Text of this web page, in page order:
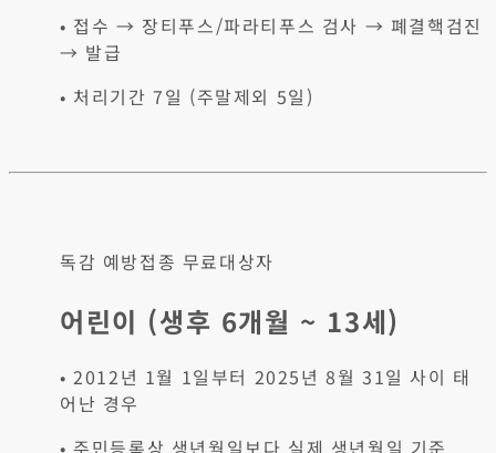
• 접수 → 장티푸스/파라티푸스 검사 → 폐결핵검진
→ 발급
• 처리기간 7일 (주말제외 5일)
독감 예방접종 무료대상자
어린이 (생후 6개월 ~ 13세)
• 2012년 1월 1일부터 2025년 8월 31일 사이 태
어난 경우
• 주민등록상 생년월일보다 실제 생년월일 기준